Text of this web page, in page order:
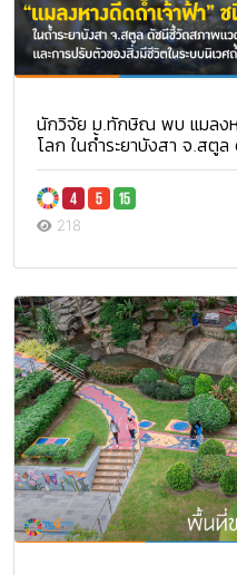
นักวิจัย ม.ทักษิณ พบ แมลงห
โลก ในถ้ำระยาบังสา จ.สตูล
218